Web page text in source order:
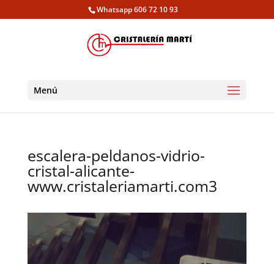
Whatsapp 606 72 10 93
Menú
escalera-peldanos-vidrio-
cristal-alicante-
www.cristaleriamarti.com3